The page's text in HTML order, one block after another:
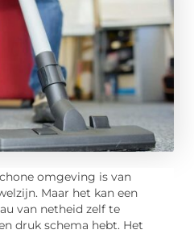
omgeving is van
Maar het kan een
van netheid zelf te
druk schema hebt. Het